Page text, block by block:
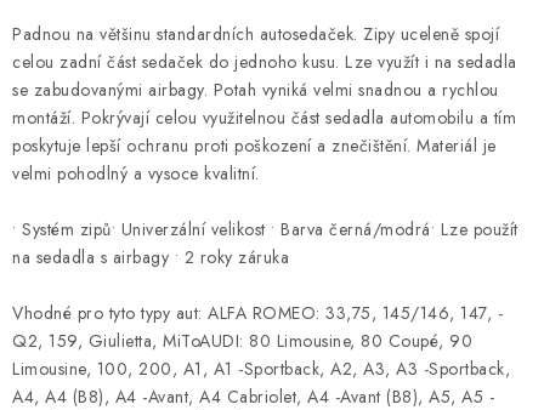
Padnou na většinu standardních autosedaček. Zipy uceleně spojí
celou zadní část sedaček do jednoho kusu. Lze využít i na sedadla
se zabudovanými airbagy. Potah vyniká velmi snadnou a rychlou
montáží. Pokrývají celou využitelnou část sedadla automobilu a tím
poskytuje lepší ochranu proti poškození a znečištění. Materiál je
velmi pohodlný a vysoce kvalitní.
• Systém zipů• Univerzální velikost • Barva černá/modrá• Lze použít
na sedadla s airbagy • 2 roky záruka
Vhodné pro tyto typy aut: ALFA ROMEO: 33,75, 145/146, 147, -
Q2, 159, Giulietta, MiToAUDI: 80 Limousine, 80 Coupé, 90
Limousine, 100, 200, A1, A1 -Sportback, A2, A3, A3 -Sportback,
A4, A4 (B8), A4 -Avant, A4 Cabriolet, A4 -Avant (B8), A5, A5 -